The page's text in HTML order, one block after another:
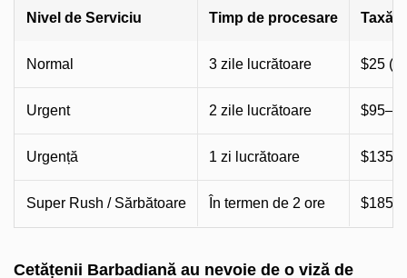
Nivel de Serviciu Timp de procesare Taxă
Normal 3 zile lucrătoare $25
Urgent 2 zile lucrătoare
Urgență 1 zi lucrătoare
Super Rush / Sărbătoare În termen de 2 ore
Cetățenii Barbadiană au nevoie de o viză de